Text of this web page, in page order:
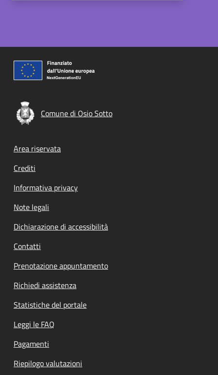
Comune di Osio Sotto
Footer menu
Area riservata
Crediti
Informativa privacy
Note legali
Dichiarazione di accessibilità
Contatti
Prenotazione appuntamento
Richiedi assistenza
Statistiche del portale
Leggi le FAQ
Pagamenti
Riepilogo valutazioni